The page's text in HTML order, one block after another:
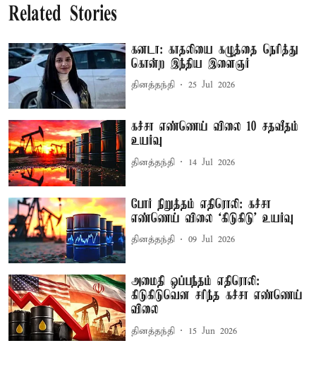
Related Stories
கனடா: காதலியை கழுத்தை நெரித்து
கொன்ற இந்திய இளைஞர்
தினத்தந்தி 25 Jul 2026
கச்சா எண்ணெய் விலை 10 சதவீதம்
உயர்வு
தினத்தந்தி 14 Jul 2026
போர் நிறுத்தம் எதிரொலி: கச்சா
எண்ணெய் விலை ‘கிடுகிடு’ உயர்வு
தினத்தந்தி 09 Jul 2026
அமைதி ஒப்பந்தம் எதிரொலி:
கிடுகிடுவென சரிந்த கச்சா எண்ணெய்
விலை
தினத்தந்தி 15 Jun 2026